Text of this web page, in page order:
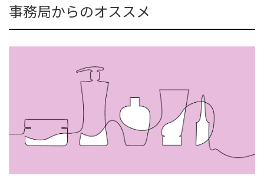
事務局からのオススメ